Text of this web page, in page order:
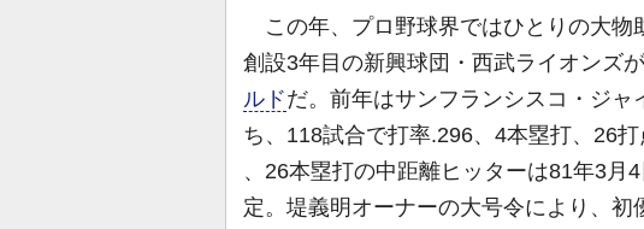
この年、プロ野球界ではひとりの大物
創設3年目の新興球団・西武ライオンズ
ルドだ。前年はサンフランシスコ・ジ
ち、118試合で打率.296、4本塁打、26
、26本塁打の中距離ヒッターは81年3月
定。堤義明オーナーの大号令により、